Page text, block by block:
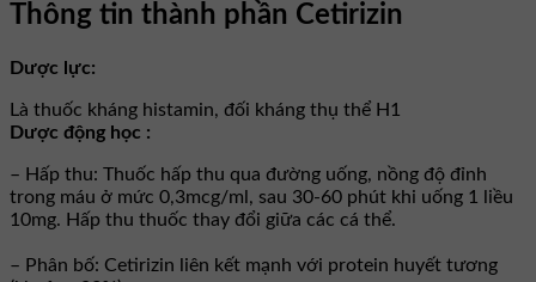
Thông tin thành phần Cetirizin
Dược lực:
Là thuốc kháng histamin, đối kháng thụ thể H1
Dược động học :
– Hấp thu: Thuốc hấp thu qua đường uống, nồng độ đỉnh
trong máu ở mức 0,3mcg/ml, sau 30-60 phút khi uống 1 liều
10mg. Hấp thu thuốc thay đổi giữa các cá thể.
– Phân bố: Cetirizin liên kết mạnh với protein huyết tương